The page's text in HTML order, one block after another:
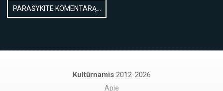
Kultūrnamis 2012-2026
Apie